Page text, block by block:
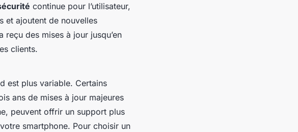
continue pour l’utilisateur,
et ajoutent de nouvelles
reçu des mises à jour jusqu’en
clients.
est plus variable. Certains
ans de mises à jour majeures
peuvent offrir un support plus
smartphone. Pour choisir un